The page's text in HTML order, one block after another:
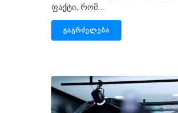
ფაქტი, რომ...
ᲒᲐᲒᲠᲫᲔᲚᲔᲑᲐ